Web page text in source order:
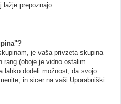
prepoznajo.
je vaša privzeta skupina
rang (oboje je vidno ostalim
lahko dodeli možnost, da svojo
in sicer na vaši Uporabniški